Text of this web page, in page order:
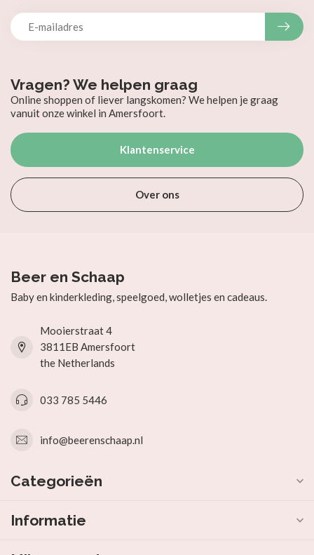
Vragen? We helpen graag
Online shoppen of liever langskomen? We helpen je graag
vanuit onze winkel in Amersfoort.
Klantenservice
Over ons
Beer en Schaap
Baby en kinderkleding, speelgoed, wolletjes en cadeaus.
Mooierstraat 4
3811EB Amersfoort
the Netherlands
033 785 5446
info@beerenschaap.nl
Categorieën
Informatie